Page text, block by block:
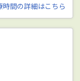
時間の詳細はこちら